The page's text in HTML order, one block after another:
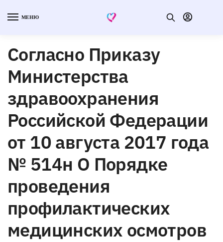
МЕНЮ
Согласно Приказу
Министерства
здравоохранения
Российской Федерации
от 10 августа 2017 года
№ 514н О Порядке
проведения
профилактических
медицинских осмотров